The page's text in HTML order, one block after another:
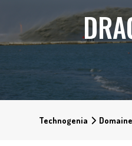
Technogenia